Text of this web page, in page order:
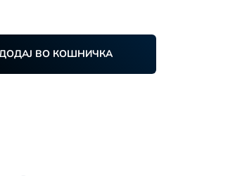
ВО КОШНИЧКА